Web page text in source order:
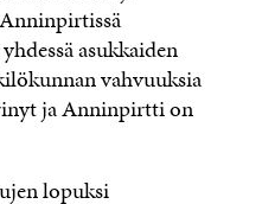
asukkaiden
vahvuuksia
ja Anninpirtti on
lopuksi